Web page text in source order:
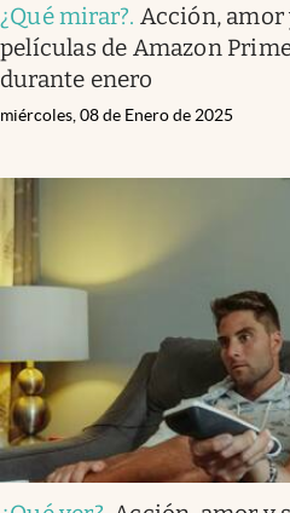
¿Qué mirar?. Acción, amor
películas de Amazon
durante enero
miércoles, 08 de Enero de 2025